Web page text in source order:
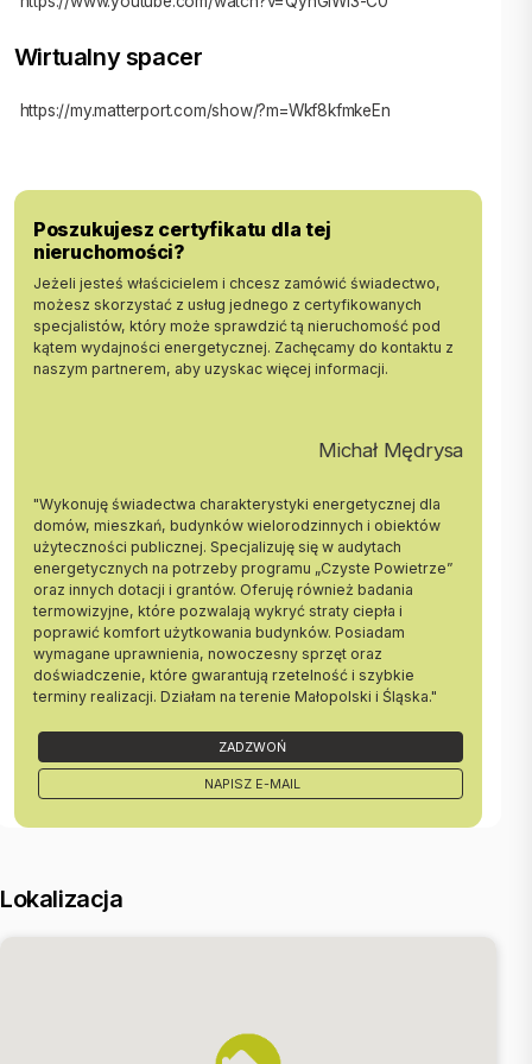
Do przystanków 2 minuty pieszo.
Dla miłośników rekreacji w pobliżu m.in Park Krowoderski, Park. St.
Na powierzchnię mieszkania składają się:
- duży pokój z kuchnią o łącznej powierzchni ok. 19 m2,
- loggia, która aktualnie jest drugim pokojem (ok. 5 m2),
- przedpokój,
- łazienka z wc.
Powierzchnia mieszkania wraz z loggią wynosi o.k. 31 m2.
Łazienka w stonowanej, ponadczasowej kolorystyce, z pralką.
Okna PCV z ekspozycją na wschód.
Ogrzewanie i ciepła woda miejskie.
Czynsz aktualnie wynosi około 570 zł.
Jego wysokość jest uzależniona od wielkości zużytych mediów
oraz ilości osób zamieszkujących mieszkanie.
Ze względu na lokalizację nieruchomość może być bardzo dobrą
inwestycją pod wynajem.
Mieszkanie posiada księgę wieczystą bez obciążeń.
Dodatkowe informacje:
Rodzaj budynku: apartamentowiec |
Wirtualny spacer
https://my.matterport.com/show/?m=Wkf8kfmkeEn
Poszukujesz certyfikatu dla tej
nieruchomości?
Jeżeli jesteś właścicielem i chcesz zamówić świadectwo,
możesz skorzystać z usług jednego z certyfikowanych
specjalistów, który może sprawdzić tą nieruchomość pod
kątem wydajności energetycznej. Zachęcamy do kontaktu z
naszym partnerem, aby uzyskac więcej informacji.
Michał Mędrysa
"Wykonuję świadectwa charakterystyki energetycznej dla
domów, mieszkań, budynków wielorodzinnych i obiektów
użyteczności publicznej. Specjalizuję się w audytach
energetycznych na potrzeby programu „Czyste Powietrze”
oraz innych dotacji i grantów. Oferuję również badania
termowizyjne, które pozwalają wykryć straty ciepła i
poprawić komfort użytkowania budynków. Posiadam
wymagane uprawnienia, nowoczesny sprzęt oraz
doświadczenie, które gwarantują rzetelność i szybkie
terminy realizacji. Działam na terenie Małopolski i Śląska."
ZADZWOŃ
NAPISZ E-MAIL
Lokalizacja